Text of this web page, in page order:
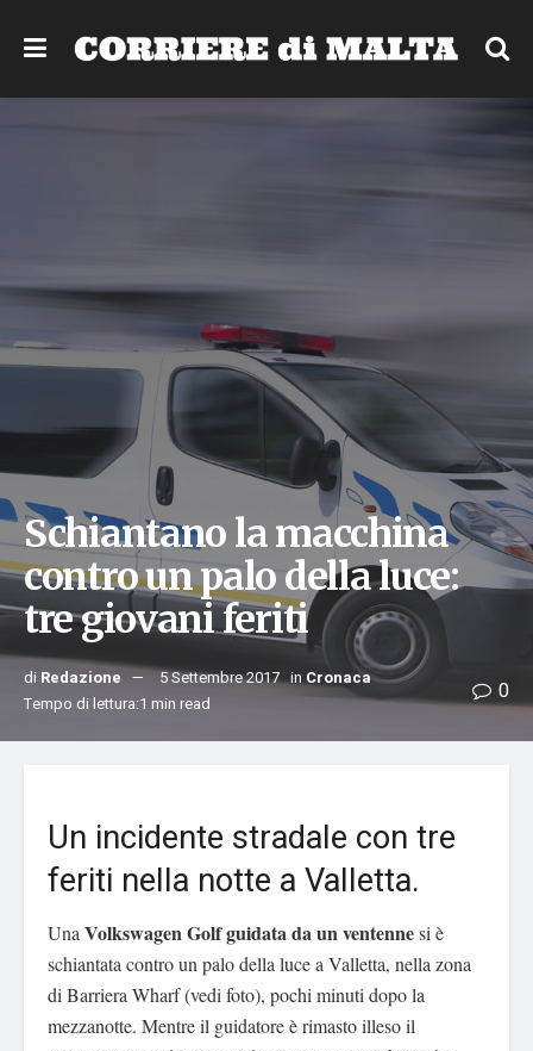
Schiantano la macchina
contro un palo della luce:
tre giovani feriti
di Redazione 5 Settembre 2017 in Cronaca
Tempo di lettura:1 min read
0
Un incidente stradale con tre
feriti nella notte a Valletta.
UnaVolkswagen Golf guidata da un ventennesi è
schiantata contro un palo della luce a Valletta, nella zona
di Barriera Wharf (vedi foto), pochi minuti dopo la
mezzanotte. Mentre il guidatore è rimasto illeso il